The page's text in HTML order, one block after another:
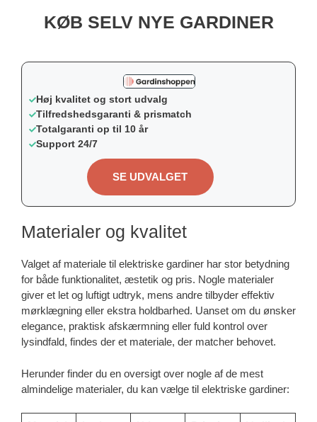
KØB SELV NYE GARDINER
Høj kvalitet og stort udvalg
Tilfredshedsgaranti & prismatch
Totalgaranti op til 10 år
Support 24/7
SE UDVALGET
Materialer og kvalitet
Valget af materiale til elektriske gardiner har stor betydning
for både funktionalitet, æstetik og pris. Nogle materialer
giver et let og luftigt udtryk, mens andre tilbyder effektiv
mørklægning eller ekstra holdbarhed. Uanset om du ønsker
elegance, praktisk afskærmning eller fuld kontrol over
lysindfald, findes der et materiale, der matcher behovet.
Herunder finder du en oversigt over nogle af de mest
almindelige materialer, du kan vælge til elektriske gardiner: